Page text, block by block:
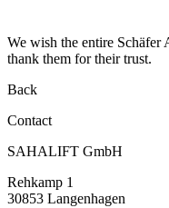
We wish the entire Schäfer
thank them for their trust.
Back
Contact
SAHALIFT GmbH
Rehkamp 1
30853 Langenhagen